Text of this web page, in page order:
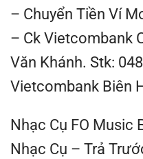
– Chuyển Tiền Ví
– Ck Vietcombank
Văn Khánh. Stk:
Vietcombank Biên
Nhạc Cụ FO Music
Nhạc Cụ – Trả